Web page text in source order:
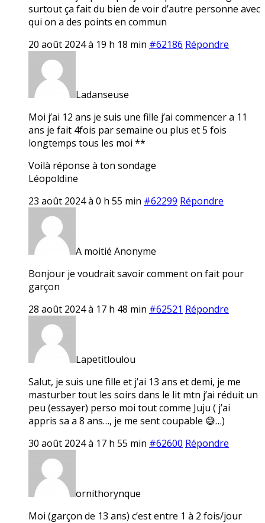
surtout ça fait du bien de voir d’autre personne avec
qui on a des points en commun
20 août 2024 à 19 h 18 min #62186 Répondre
Ladanseuse
Moi j’ai 12 ans je suis une fille j’ai commencer a 11
ans je fait 4fois par semaine ou plus et 5 fois
longtemps tous les moi **
Voilà réponse à ton sondage
Léopoldine
23 août 2024 à 0 h 55 min #62299 Répondre
A moitié Anonyme
Bonjour je voudrait savoir comment on fait pour
garçon
28 août 2024 à 17 h 48 min #62521 Répondre
Lapetitloulou
Salut, je suis une fille et j’ai 13 ans et demi, je me
masturber tout les soirs dans le lit mtn j’ai réduit un
peu (essayer) perso moi tout comme Juju ( j’ai
appris sa a 8 ans…, je me sent coupable 😅…)
30 août 2024 à 17 h 55 min #62600 Répondre
ornithorynque
Moi (garçon de 13 ans) c’est entre 1 à 2 fois/jour